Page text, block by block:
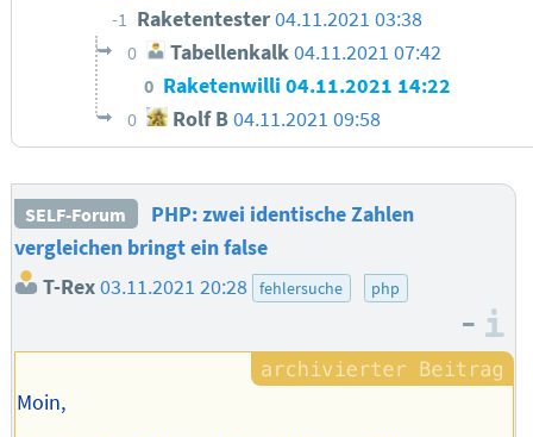
-1 Raketentester04.11.2021 03:38
0 Tabellenkalk04.11.2021 07:42
0 Raketenwilli 04.11.2021 14:22
0 Rolf B04.11.2021 09:58
SELF-Forum
PHP: zwei identische Zahlen
vergleichen bringt ein false
T-Rex 03.11.2021 20:28 fehlersuche php
–
Moin,